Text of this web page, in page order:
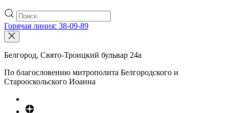
Горячая линия: 38-09-89
Белгород, Свято-Троицкий бульвар 24а
По благословению митрополита Белгородского и
Старооскольского Иоанна